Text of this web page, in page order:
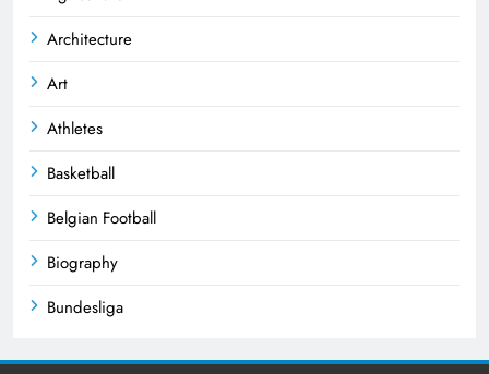
Architecture
Art
Athletes
Basketball
Belgian Football
Biography
Bundesliga